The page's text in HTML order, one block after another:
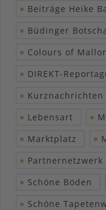
Beiträge Heike
Büdinger
Colours of
DIREKT-
Kurznachrichten
Lebensart
Marktplatz
Partnernetzwerk
Schöne Böden
Schöne